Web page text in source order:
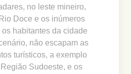
no leste mineiro,
Doce e os inúmeros
habitantes da cidade
não escapam as
turísticos, a exemplo
Sudoeste, e os